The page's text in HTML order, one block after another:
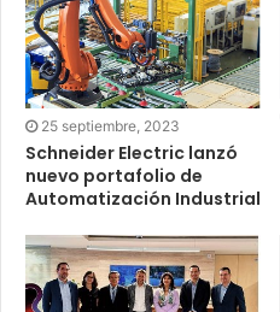
25 septiembre, 2023
Schneider Electric lanzó
nuevo portafolio de
Automatización Industrial